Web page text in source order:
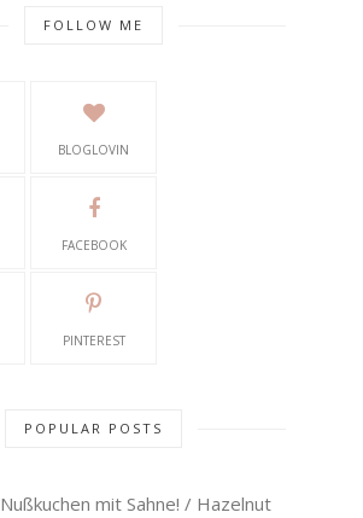
FOLLOW ME
BLOGLOVIN
FACEBOOK
PINTEREST
POPULAR POSTS
Nußkuchen mit Sahne! / Hazelnut